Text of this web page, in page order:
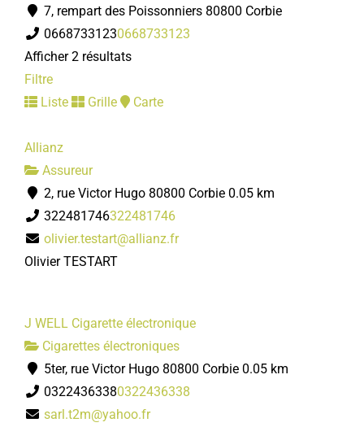
7, rempart des Poissonniers 80800 Corbie
06687331230668733123
Afficher 2 résultats
Filtre
Liste
Grille Carte
Allianz
Assureur
2, rue Victor Hugo 80800 Corbie 0.05 km
322481746322481746
olivier.testart@allianz.fr
Olivier TESTART
J WELL Cigarette électronique
Cigarettes électroniques
5ter, rue Victor Hugo 80800 Corbie 0.05 km
03224363380322436338
sarl.t2m@yahoo.fr